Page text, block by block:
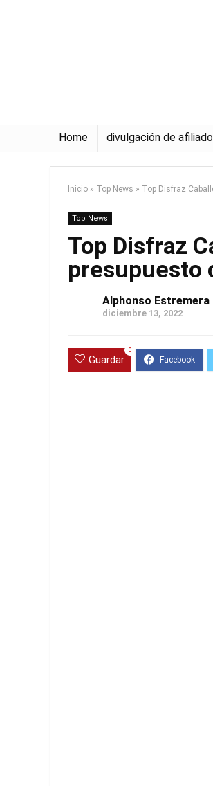
Home divulgación de
Inicio » Top News » Top Disfraz
Top News
Top Disfraz
presupuesto
Alphonso Estremera
diciembre 13, 2022
Guardar
0